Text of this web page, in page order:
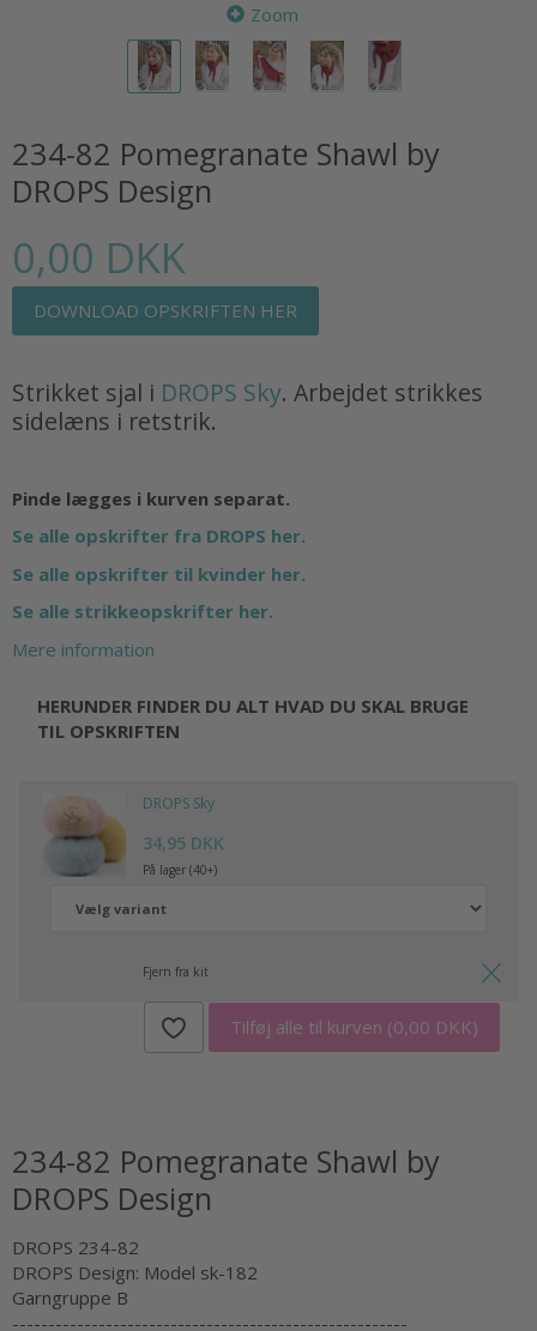
Zoom
234-82 Pomegranate Shawl by
DROPS Design
0,00 DKK
DOWNLOAD OPSKRIFTEN HER
Strikket sjal i DROPS Sky. Arbejdet strikkes
sidelæns i retstrik.
Pinde lægges i kurven separat.
Se alle opskrifter fra DROPS her.
Se alle opskrifter til kvinder her.
Se alle strikkeopskrifter her.
Mere information
HERUNDER FINDER DU ALT HVAD DU SKAL BRUGE
TIL OPSKRIFTEN
DROPS Sky
34,95 DKK
På lager (40+)
Fjern fra kit
Tilføj alle til kurven (0,00 DKK)
234-82 Pomegranate Shawl by
DROPS Design
DROPS 234-82
DROPS Design: Model sk-182
Garngruppe B
-------------------------------------------------------